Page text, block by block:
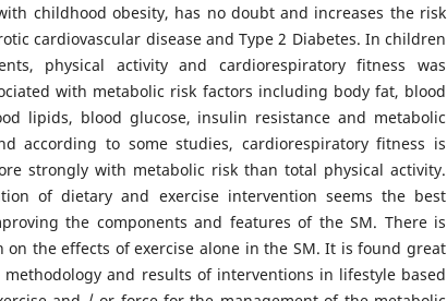
childhood obesity, has no doubt and increases the risk
cardiovascular disease and Type 2 Diabetes. In children
physical activity and cardiorespiratory fitness was
with metabolic risk factors including body fat, blood
lipids, blood glucose, insulin resistance and metabolic
according to some studies, cardiorespiratory fitness is
strongly with metabolic risk than total physical activity.
of dietary and exercise intervention seems the best
the components and features of the SM. There is
on the effects of exercise alone in the SM. It is found great
and results of interventions in lifestyle based